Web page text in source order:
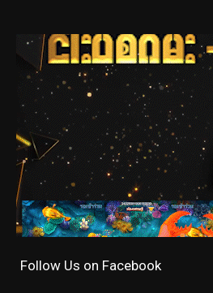
Follow Us on Facebook